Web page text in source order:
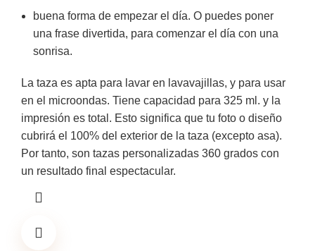
buena forma de empezar el día. O puedes poner
una frase divertida, para comenzar el día con una
sonrisa.
La taza es apta para lavar en lavavajillas, y para usar
en el microondas. Tiene capacidad para 325 ml. y la
impresión es total. Esto significa que tu foto o diseño
cubrirá el 100% del exterior de la taza (excepto asa).
Por tanto, son tazas personalizadas 360 grados con
un resultado final espectacular.